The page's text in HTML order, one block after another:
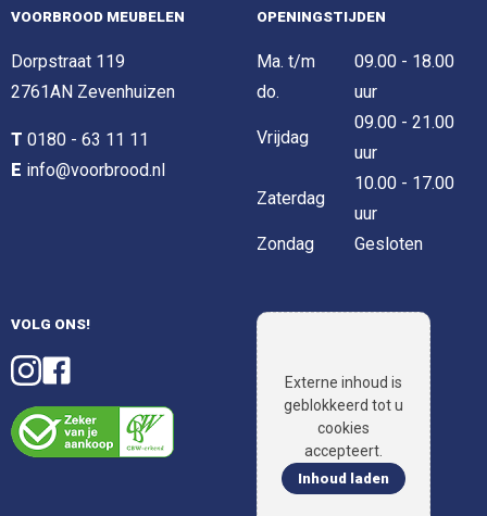
VOORBROOD MEUBELEN
Dorpstraat 119
2761AN Zevenhuizen
T 0180 - 63 11 11
E info@voorbrood.nl
OPENINGSTIJDEN
Ma. t/m
do.
09.00 - 18.00
uur
Vrijdag
09.00 - 21.00
uur
Zaterdag
10.00 - 17.00
uur
Zondag
Gesloten
VOLG ONS!
Externe inhoud is
geblokkeerd tot u
cookies
accepteert.
Inhoud laden